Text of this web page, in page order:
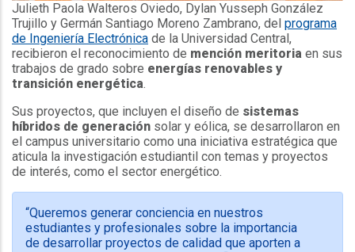
Julieth Paola Walteros Oviedo, Dylan Yusseph González
Trujillo y Germán Santiago Moreno Zambrano, del programa
de Ingeniería Electrónica de la Universidad Central,
recibieron el reconocimiento de mención meritoria en sus
trabajos de grado sobre energías renovables y
transición energética.
Sus proyectos, que incluyen el diseño de sistemas
híbridos de generación solar y eólica, se desarrollaron en
el campus universitario como una iniciativa estratégica que
aticula la investigación estudiantil con temas y proyectos
de interés, como el sector energético.
“Queremos generar conciencia en nuestros
estudiantes y profesionales sobre la importancia
de desarrollar proyectos de calidad que aporten a